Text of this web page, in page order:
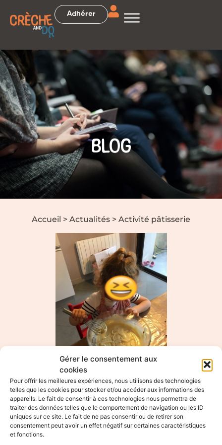
Gérer le consentement aux
cookies
Pour offrir les meilleures expériences, nous utilisons des technologies
telles que les cookies pour stocker et/ou accéder aux informations des
appareils. Le fait de consentir à ces technologies nous permettra de
traiter des données telles que le comportement de navigation ou les ID
uniques sur ce site. Le fait de ne pas consentir ou de retirer son
consentement peut avoir un effet négatif sur certaines caractéristiques
et fonctions.
Adhérer
BLOG
Accueil > Actualités > Activité pâtisserie
Activité pâtisserie
25/09/2020